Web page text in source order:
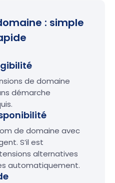
: simple
de domaine
démarche
de domaine avec
S’il est
alternatives
automatiquement.